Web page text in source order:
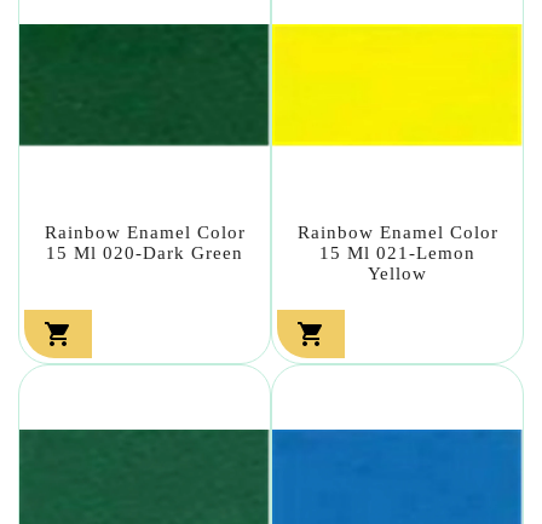
Rainbow Enamel Color
15 Ml 020-Dark Green

Rainbow Enamel Color
15 Ml 021-Lemon
Yellow
